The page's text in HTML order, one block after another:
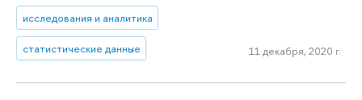
исследования и аналитика
статистические данные 11 декабря, 2020 г.